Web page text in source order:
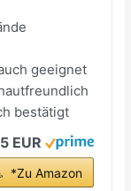
geeignet
bestätigt
EUR
*Zu Amazon